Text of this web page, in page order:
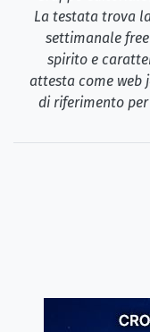
La testata trova
settimanale
spirito e
attesta come web
di riferimento